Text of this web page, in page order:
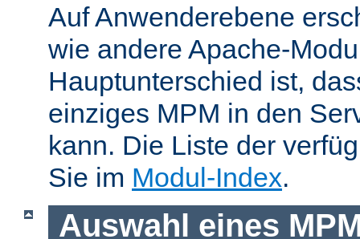
Auf Anwenderebene
wie andere Apache-
Hauptunterschied ist,
einziges MPM in den
kann. Die Liste der
Sie im Modul-Index.
Auswahl eines